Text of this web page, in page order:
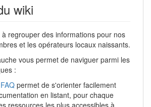
wiki
regrouper des informations pour nos
et les opérateurs locaux naissants.
vous permet de naviguer parmi les
:
FAQ permet de s'orienter facilement
en listant, pour chaque